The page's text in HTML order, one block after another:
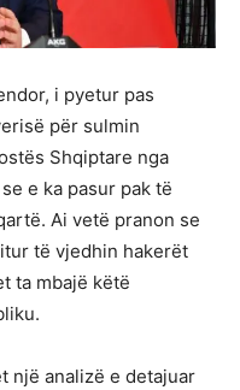
i pyetur pas
për sulmin
Shqiptare nga
e ka pasur pak të
Ai vetë pranon se
të vjedhin hakerët
ta mbajë këtë
një analizë e detajuar